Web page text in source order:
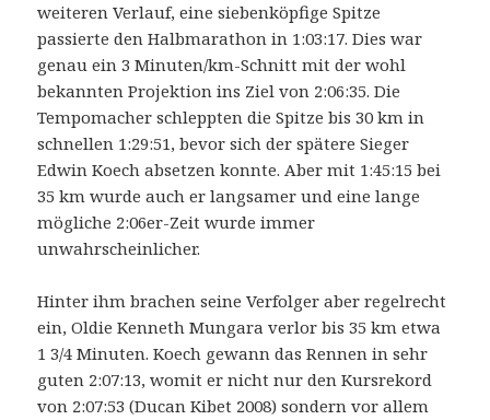
weiteren Verlauf, eine siebenköpfige Spitze
passierte den Halbmarathon in 1:03:17. Dies war
genau ein 3 Minuten/km-Schnitt mit der wohl
bekannten Projektion ins Ziel von 2:06:35. Die
Tempomacher schleppten die Spitze bis 30 km in
schnellen 1:29:51, bevor sich der spätere Sieger
Edwin Koech absetzen konnte. Aber mit 1:45:15 bei
35 km wurde auch er langsamer und eine lange
mögliche 2:06er-Zeit wurde immer
unwahrscheinlicher.
Hinter ihm brachen seine Verfolger aber regelrecht
ein, Oldie Kenneth Mungara verlor bis 35 km etwa
1 3/4 Minuten. Koech gewann das Rennen in sehr
guten 2:07:13, womit er nicht nur den Kursrekord
von 2:07:53 (Ducan Kibet 2008) sondern vor allem